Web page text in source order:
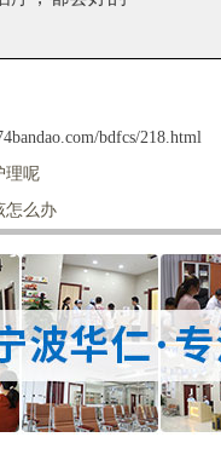
bdfcs/218.html
理呢
怎么办